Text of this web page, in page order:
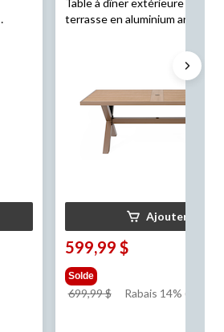
terrasse en aluminium
trou pour parasol intégré
Ajouter
599,99 $
Solde
699,99 $
prixRabais 14% (100.00